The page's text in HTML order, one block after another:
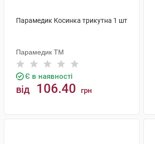
Парамедик Косинка трикутна 1 шт
Парамедик ТМ
Є в наявності
від 106.40 грн